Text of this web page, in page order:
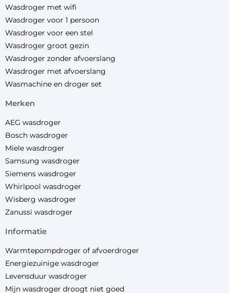
Wasdroger met wifi
Wasdroger voor 1 persoon
Wasdroger voor een stel
Wasdroger groot gezin
Wasdroger zonder afvoerslang
Wasdroger met afvoerslang
Wasmachine en droger set
merken
AEG wasdroger
Bosch wasdroger
Miele wasdroger
Samsung wasdroger
Siemens wasdroger
Whirlpool wasdroger
Wisberg wasdroger
Zanussi wasdroger
informatie
Warmtepompdroger of afvoerdroger
Energiezuinige wasdroger
Levensduur wasdroger
Mijn wasdroger droogt niet goed